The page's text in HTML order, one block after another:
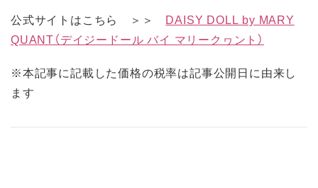
公式サイトはこちら ＞＞ DAISY DOLL by MARY
QUANT（デイジードール バイ マリークヮント）
※本記事に記載した価格の税率は記事公開日に由来し
ます